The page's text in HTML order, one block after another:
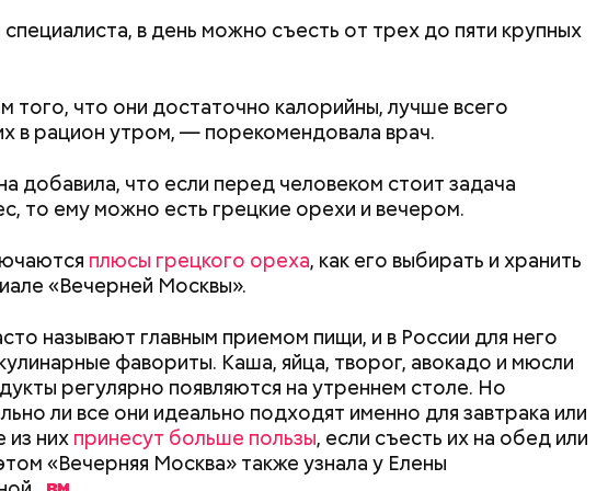
в день можно съесть от трех до пяти крупных
того, что они достаточно калорийны, лучше всего
в рацион утром, — порекомендовала врач.
добавила, что если перед человеком стоит задача
то ему можно есть грецкие орехи и вечером.
плюсы грецкого ореха, как его выбирать и хранить
«Вечерней Москвы».
называют главным приемом пищи, и в России для него
фавориты. Каша, яйца, творог, авокадо и мюсли
регулярно появляются на утреннем столе. Но
ли все они идеально подходят именно для завтрака или
из них принесут больше пользы, если съесть их на обед или
«Вечерняя Москва» также узнала у Елены
Как поменять батареи дома и
не получить штраф
Как получить до 100 тысяч
рублей от государства при
трудной ситуации: кто может